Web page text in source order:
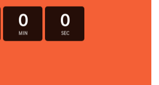
0
MIN
0
SEC